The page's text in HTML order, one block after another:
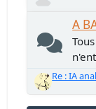
A
Re : IA